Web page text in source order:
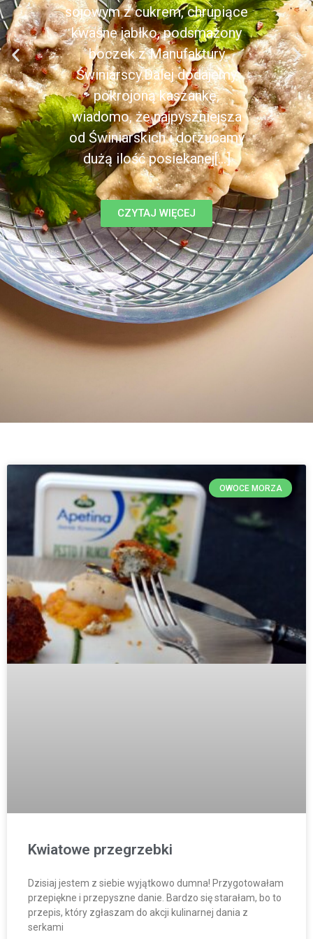
sojowym z cukrem, chrupiące
kwaśne jabłko, podsmażony
boczek z Manufaktury
Świniarscy.Dalej dodajemy
pokrojoną kaszankę,
wiadomo, że najpyszniejsza
od Świniarskich i dorzucamy
dużą ilość posiekanej[...]
CZYTAJ WIĘCEJ
OWOCE MORZA
Kwiatowe przegrzebki
Dzisiaj jestem z siebie wyjątkowo dumna! Przygotowałam
przepiękne i przepyszne danie. Bardzo się starałam, bo to
przepis, który zgłaszam do akcji kulinarnej dania z
serkami